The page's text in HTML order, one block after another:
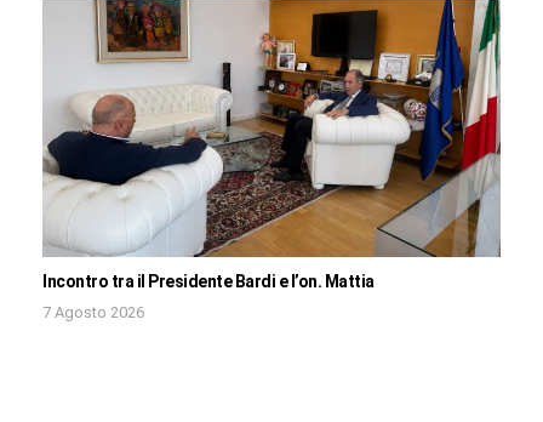
Incontro tra il Presidente Bardi e l’on. Mattia
7 Agosto 2026